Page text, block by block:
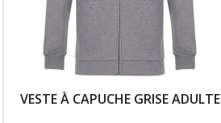
VESTE À CAPUCHE GRISE ADULTE